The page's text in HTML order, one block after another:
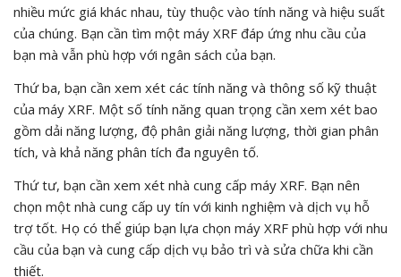
nhiều mức giá khác nhau, tùy thuộc vào tính năng và hiệu suất
của chúng. Bạn cần tìm một máy XRF đáp ứng nhu cầu của
bạn mà vẫn phù hợp với ngân sách của bạn.
Thứ ba, bạn cần xem xét các tính năng và thông số kỹ thuật
của máy XRF. Một số tính năng quan trọng cần xem xét bao
gồm dải năng lượng, độ phân giải năng lượng, thời gian phân
tích, và khả năng phân tích đa nguyên tố.
Thứ tư, bạn cần xem xét nhà cung cấp máy XRF. Bạn nên
chọn một nhà cung cấp uy tín với kinh nghiệm và dịch vụ hỗ
trợ tốt. Họ có thể giúp bạn lựa chọn máy XRF phù hợp với nhu
cầu của bạn và cung cấp dịch vụ bảo trì và sửa chữa khi cần
thiết.